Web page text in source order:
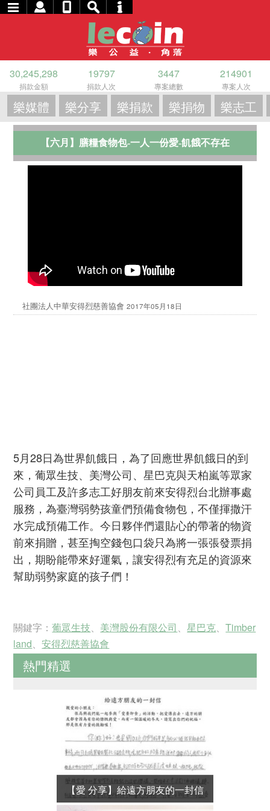
30,245,298
捐款金額
19797
捐款人次
3447
專案總數
214901
專案人次
樂媒體 樂分享 樂捐款 樂捐物 樂志工
【六月】膳糧食物包-一人一份愛-飢餓不存在
社團法人中華安得烈慈善協會2017年05月18日
5月28日為世界飢餓日，為了回應世界飢餓日的到
來，葡眾生技、美灣公司、星巴克與天柏嵐等眾家
公司員工及許多志工好朋友前來安得烈台北辦事處
服務，為臺灣弱勢孩童們預備食物包，不僅揮撒汗
水完成預備工作。今日夥伴們還貼心的帶著的物資
前來捐贈，甚至掏空錢包口袋只為將一張張發票捐
出，期盼能帶來好運氣，讓安得烈有充足的資源來
幫助弱勢家庭的孩子們！
關鍵字：葡眾生技、 美灣股份有限公司、星巴克、Timber
land、安得烈慈善協會
熱門精選
【愛 分享】給遠方朋友的一封信